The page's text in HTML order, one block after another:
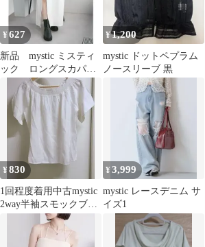
¥ 627
新品 mystic ミスティ
ック ロングスカパ
ン スカート オフホ
ワイト M
¥1,200
mystic ドットペプラム
ノースリーブ 黒
¥830
1回程度着用中古mystic
2way半袖スモックブラ
ウス オフショル
¥3,999
mystic レースデニム サ
イズ1